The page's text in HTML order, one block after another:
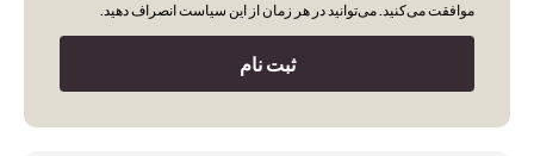
موافقت می‌کنید. می‌توانید در هر زمان از این سیاست انصراف دهید.
ثبت نام